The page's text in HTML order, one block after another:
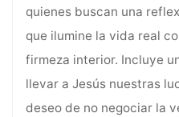
quienes buscan una
que ilumine la vida real
firmeza interior. Incluye
llevar a Jesús nuestras
deseo de no negociar la